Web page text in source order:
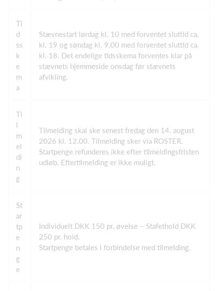
Ti
d
ss
k
e
m
a
Stævnestart lørdag kl. 10 med forventet sluttid ca.
kl. 19 og søndag kl. 9.00 med forventet sluttid ca.
kl. 18. Det endelige tidsskema forventes klar på
stævnets hjemmeside onsdag før stævnets
afvikling.
Ti
l
m
el
di
n
g
Tilmelding skal ske senest fredag den 14. august
2026 kl. 12.00. Tilmelding sker via ROSTER.
Startpenge refunderes ikke efter tilmeldingsfristen
udløb. Eftertilmelding er ikke muligt.
St
ar
tp
e
n
g
e
Individuelt DKK 150 pr. øvelse – Stafethold DKK
250 pr. hold.
Startpenge betales i forbindelse med tilmelding.